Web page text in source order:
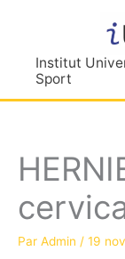
contenuInstitut
Sport
Par Admin / 19